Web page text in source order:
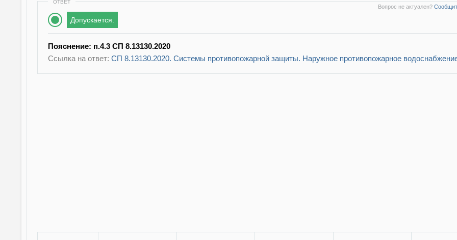
ОТВЕТ
Вопрос не актуален?
Допускается.
Пояснение: п.4.3 СП 8.13130.2020
Ссылка на ответ: СП 8.13130.2020. Системы противопожарной защиты. Наружное противопожарное